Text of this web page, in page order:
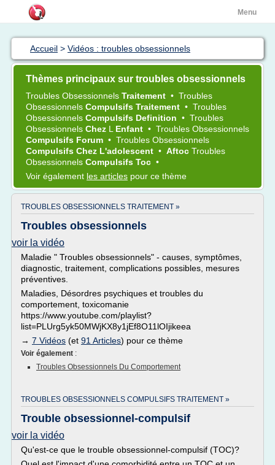
Menu
Accueil > Vidéos : troubles obsessionnels
Thèmes principaux sur troubles obsessionnels
Troubles Obsessionnels Traitement • Troubles
Obsessionnels Compulsifs Traitement • Troubles
Obsessionnels Compulsifs Definition • Troubles
Obsessionnels Chez L Enfant • Troubles Obsessionnels
Compulsifs Forum • Troubles Obsessionnels
Compulsifs Chez L'adolescent • Aftoc Troubles
Obsessionnels Compulsifs Toc •
Voir également les articles pour ce thème
TROUBLES OBSESSIONNELS TRAITEMENT »
Troubles obsessionnels
voir la vidéo
Maladie " Troubles obsessionnels" - causes, symptômes,
diagnostic, traitement, complications possibles, mesures
préventives.
Maladies, Désordres psychiques et troubles du
comportement, toxicomanie
https://www.youtube.com/playlist?
list=PLUrg5yk50MWjKX8y1jEf8O11lOIjikeea
→ 7 Vidéos (et 91 Articles) pour ce thème
Voir également :
Troubles Obsessionnels Du Comportement
TROUBLES OBSESSIONNELS COMPULSIFS TRAITEMENT »
Trouble obsessionnel-compulsif
voir la vidéo
Qu'est-ce que le trouble obsessionnel-compulsif (TOC)?